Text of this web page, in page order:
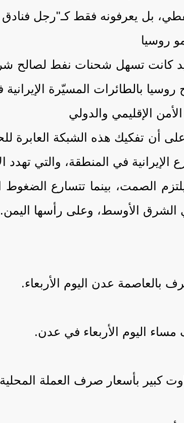
بل يعرفونه فقط كـ"رجل
روسيا
تسهل شحنات نفط لصالح شركة
بالطائرات المسيّرة الإيرانية
الإقليمي والدولي
أن تفكيك هذه الشبكة العابرة
الإيرانية في المنطقة، والتي تهدد
الصمت، بينما تتسارع
الشرق الأوسط، وعلى رأسها اليمن.
بالعاصمة عدن اليوم الأربعاء.
اليوم الأربعاء في عدن.